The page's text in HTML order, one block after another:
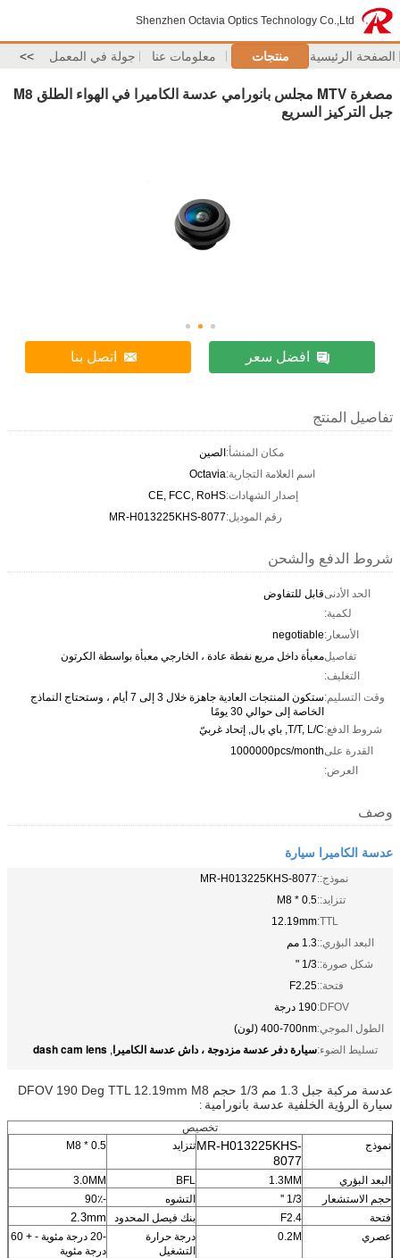
Shenzhen Octavia Optics Technology Co.,Ltd
الصفحة الرئيسية منتجات معلومات عنا جولة في المعمل >>
مصغرة MTV مجلس بانورامي عدسة الكاميرا في الهواء الطلق M8
جبل التركيز السريع
افضل سعر اتصل بنا
تفاصيل المنتج
مكان المنشأ:الصين
اسم العلامة التجارية:Octavia
إصدار الشهادات:CE, FCC, RoHS
رقم الموديل:MR-H013225KHS-8077
شروط الدفع والشحن
الحد الأدنى
لكمية:
قابل للتفاوض
الأسعار:negotiable
تفاصيل
التغليف:
معبأة داخل مربع نفطة عادة ، الخارجي معبأة بواسطة الكرتون
وقت التسليم:
ستكون المنتجات العادية جاهزة خلال 3 إلى 7 أيام ، وستحتاج النماذج
الخاصة إلى حوالي 30 يومًا
شروط الدفع:T/T, L/C, باي بال, إتحاد غربيّ
القدرة على
العرض:
1000000pcs/month
وصف
عدسة الكاميرا سيارة
نموذج::MR-H013225KHS-8077
تتزايد::M8 * 0.5
TTL:
12.19mm
البعد البؤري::1.3 مم
شكل صورة::1/3 "
فتحة::F2.25
DFOV: 190 درجة
الطول الموجي:400-700nm (لون)
تسليط الضوء:سيارة دفر عدسة مزدوجة ، داش عدسة الكاميرا,
dash cam lens
عدسة مركبة جبل 1.3 مم 1/3 حجم DFOV 190 Deg TTL 12.19mm M8
سيارة الرؤية الخلفية عدسة بانورامية :
تخصيص
نموذج
MR-H013225KHS-
8077
تتزايد M8 * 0.5
البعد البؤري 1.3MM
BFL
3.0MM
حجم الاستشعار
1/3 '' التشوه
-90٪
فتحة
F2.4 بنك فيصل المحدود 2.3mm
عصري 0.2M
درجة حرارة
التشغيل
-20 درجة مئوية - + 60
درجة مئوية